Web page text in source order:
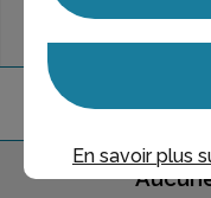
marquetrouvée
En savoir plus